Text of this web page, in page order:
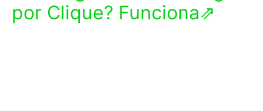
por Clique? Funciona⇗